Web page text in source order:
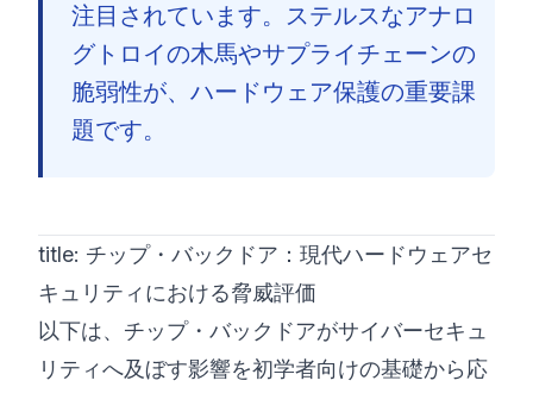
©2026 8200 サイバーブートキャンプ
注目されています。ステルスなアナロ
グトロイの木馬やサプライチェーンの
脆弱性が、ハードウェア保護の重要課
題です。
title: チップ・バックドア：現代ハードウェアセ
キュリティにおける脅威評価
以下は、チップ・バックドアがサイバーセキュ
リティへ及ぼす影響を初学者向けの基礎から応